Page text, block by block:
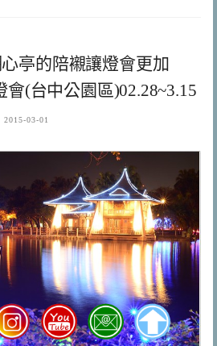
亭的陪襯讓燈會更加
會(台中公園區)02.28~3.15
2015-03-01